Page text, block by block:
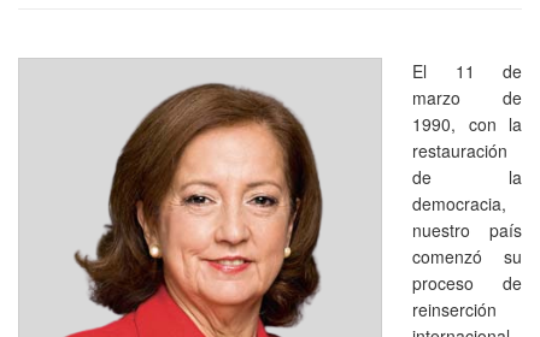
El 11 de
marzo de
1990, con la
restauración
de la
democracia,
nuestro país
comenzó su
proceso de
reinserción